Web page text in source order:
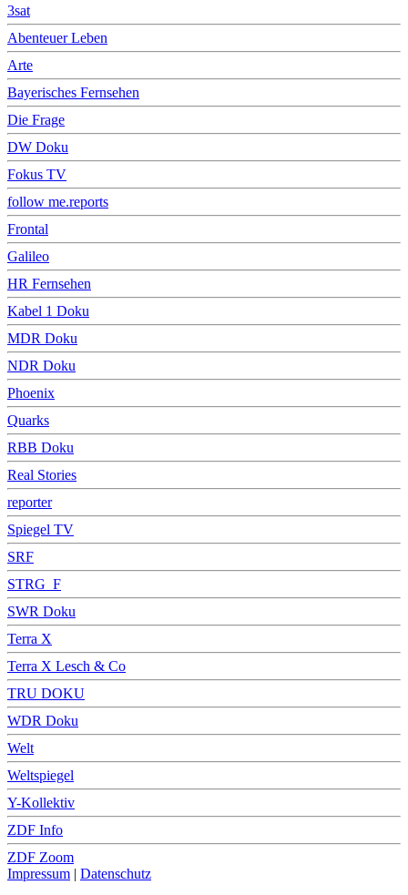
3sat
Abenteuer Leben
Arte
Bayerisches Fernsehen
Die Frage
DW Doku
Fokus TV
follow me.reports
Frontal
Galileo
HR Fernsehen
Kabel 1 Doku
MDR Doku
NDR Doku
Phoenix
Quarks
RBB Doku
Real Stories
reporter
Spiegel TV
SRF
STRG_F
SWR Doku
Terra X
Terra X Lesch & Co
TRU DOKU
WDR Doku
Welt
Weltspiegel
Y-Kollektiv
ZDF Info
ZDF Zoom
Impressum | Datenschutz